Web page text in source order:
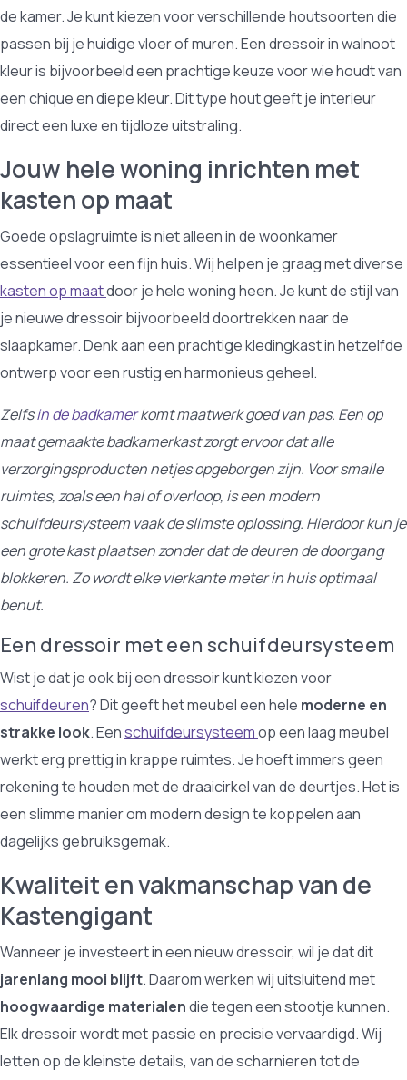
de kamer. Je kunt kiezen voor verschillende houtsoorten die
passen bij je huidige vloer of muren. Een dressoir in walnoot
kleur is bijvoorbeeld een prachtige keuze voor wie houdt van
een chique en diepe kleur. Dit type hout geeft je interieur
direct een luxe en tijdloze uitstraling.
Jouw hele woning inrichten met
kasten op maat
Goede opslagruimte is niet alleen in de woonkamer
essentieel voor een fijn huis. Wij helpen je graag met diverse
kasten op maatdoor je hele woning heen. Je kunt de stijl van
je nieuwe dressoir bijvoorbeeld doortrekken naar de
slaapkamer. Denk aan een prachtige kledingkast in hetzelfde
ontwerp voor een rustig en harmonieus geheel.
Zelfsin de badkamerkomt maatwerk goed van pas. Een op
maat gemaakte badkamerkast zorgt ervoor dat alle
verzorgingsproducten netjes opgeborgen zijn. Voor smalle
ruimtes, zoals een hal of overloop, is een modern
schuifdeursysteem vaak de slimste oplossing. Hierdoor kun je
een grote kast plaatsen zonder dat de deuren de doorgang
blokkeren. Zo wordt elke vierkante meter in huis optimaal
benut.
Een dressoir met een schuifdeursysteem
Wist je dat je ook bij een dressoir kunt kiezen voor
schuifdeuren? Dit geeft het meubel een hele moderne en
strakke look. Eenschuifdeursysteemop een laag meubel
werkt erg prettig in krappe ruimtes. Je hoeft immers geen
rekening te houden met de draaicirkel van de deurtjes. Het is
een slimme manier om modern design te koppelen aan
dagelijks gebruiksgemak.
Kwaliteit en vakmanschap van de
Kastengigant
Wanneer je investeert in een nieuw dressoir, wil je dat dit
jarenlang mooi blijft. Daarom werken wij uitsluitend met
hoogwaardige materialendie tegen een stootje kunnen.
Elk dressoir wordt met passie en precisie vervaardigd. Wij
letten op de kleinste details, van de scharnieren tot de